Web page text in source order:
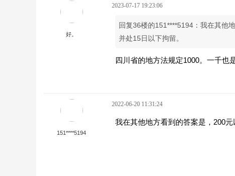
好。
2023-07-17 19:23:06
回复36楼的151****5194：我在其他
并处15日以下拘留。
四川省的地方法规定1000。一千也
151****5194
2022-06-20 11:31:24
我在其他地方看到的答案是，200元